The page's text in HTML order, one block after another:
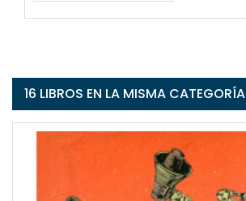
16 LIBROS EN LA MISMA CATEGORÍA